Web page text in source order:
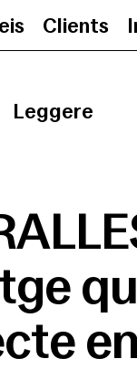
Clients
Leggere